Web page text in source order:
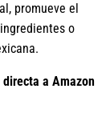
promueve el
o
directa a Amazon